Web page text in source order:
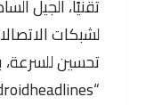
تقنيًا، الجيل
لشبكات
تحسين
“androidheadlines” واطلعت عليه .